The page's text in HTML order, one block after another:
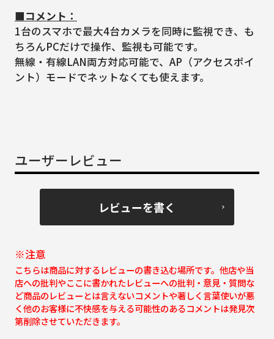
■コメント：
1台のスマホで最大4台カメラを同時に監視でき、も
ちろんPCだけで操作、監視も可能です。
無線・有線LAN両方対応可能で、AP（アクセスポイ
ント）モードでネットなくても使えます。
ユーザーレビュー
レビューを書く
※注意
こちらは商品に対するレビューの書き込む場所です。他店や当
店への批判やここに書かれたレビューへの批判・意見・質問な
ど商品のレビューとは言えないコメントや著しく言葉使いが悪
く他のお客様に不快感を与える可能性のあるコメントは発見次
第削除させていただきます。